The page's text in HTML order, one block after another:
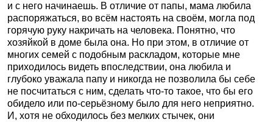
и с него начинаешь. В отличие от папы, мама любила
распоряжаться, во всём настоять на своём, могла под
горячую руку накричать на человека. Понятно, что
хозяйкой в доме была она. Но при этом, в отличие от
многих семей с подобным раскладом, которые мне
приходилось видеть впоследствии, она любила и
глубоко уважала папу и никогда не позволила бы себе
не посчитаться с ним, сделать что-то такое, что бы его
обидело или по-серьёзному было для него неприятно.
И, хотя не обходилось без мелких стычек, они